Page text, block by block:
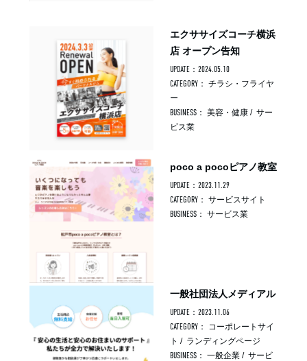
エクササイズコーチ横浜
店 オープン告知
UPDATE：2024.05.10
CATEGORY： チラシ・フライヤ
ー
BUSINESS： 美容・健康 / サー
ビス業
poco a pocoピアノ教室
UPDATE：2023.11.29
CATEGORY： サービスサイト
BUSINESS： サービス業
一般社団法人メディアル
UPDATE：2023.11.06
CATEGORY：
コーポレートサイ
ト / ランディングページ
BUSINESS： 一般企業 / サービ